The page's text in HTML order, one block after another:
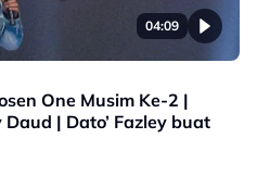
04:09
One Musim Ke-2 |
| Dato’ Fazley buat